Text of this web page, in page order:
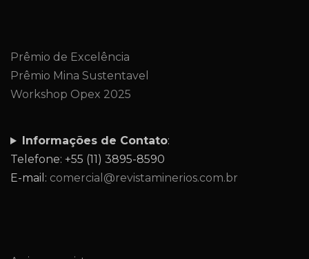
Prêmio de Excelência
Prêmio Mina Sustentavel
Workshop Opex 2025
Informações de Contato:
Telefone: +55 (11) 3895-8590
E-mail: comercial@revistaminerios.com.br